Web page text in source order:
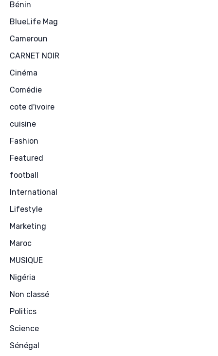
Bénin
BlueLife Mag
Cameroun
CARNET NOIR
Cinéma
Comédie
cote d'ivoire
cuisine
Fashion
Featured
football
International
Lifestyle
Marketing
Maroc
MUSIQUE
Nigéria
Non classé
Politics
Science
Sénégal